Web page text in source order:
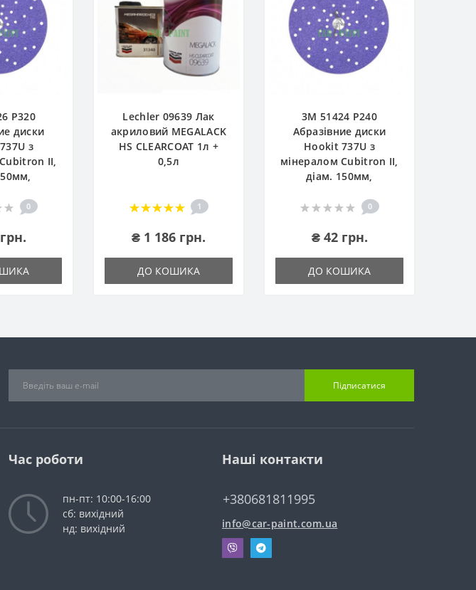
P320
диски
з
II,
0
Lechler 09639 Лак
акриловий MEGALACK
HS CLEARCOAT 1л +
0,5л
1
₴ 1 186 грн.
ДО КОШИКА
3М 51424 P240
Абразівние диски
Hookit 737U з
мінералом Cubitron II,
діам. 150мм,
0
₴ 42 грн.
ДО КОШИКА
Підписатися
Час роботи
пн-пт: 10:00-16:00
сб: вихідний
нд: вихідний
Наші контакти
+380681811995
info@car-paint.com.ua